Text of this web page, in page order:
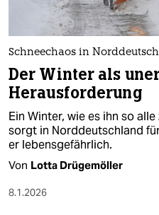
Schneechaos in
Der Winter als
Herausforderung
Ein Winter, wie es ihn so
sorgt in Norddeutschland
er lebensgefährlich.
Von Lotta Drügemöller
8.1.2026